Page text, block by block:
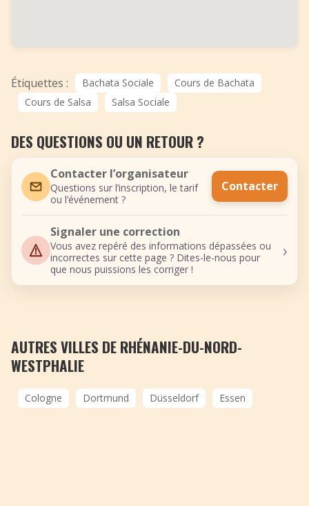
Étiquettes : Bachata Sociale
Cours de Bachata
Cours de Salsa
Salsa Sociale
DES QUESTIONS OU UN RETOUR ?
Contacter l’organisateur
Questions sur l’inscription, le tarif
ou l’événement ?
Contacter
Signaler une correction
Vous avez repéré des informations dépassées ou
incorrectes sur cette page ? Dites-le-nous pour
que nous puissions les corriger !
›
AUTRES VILLES DE RHÉNANIE-DU-NORD-
WESTPHALIE
Cologne Dortmund Düsseldorf Essen